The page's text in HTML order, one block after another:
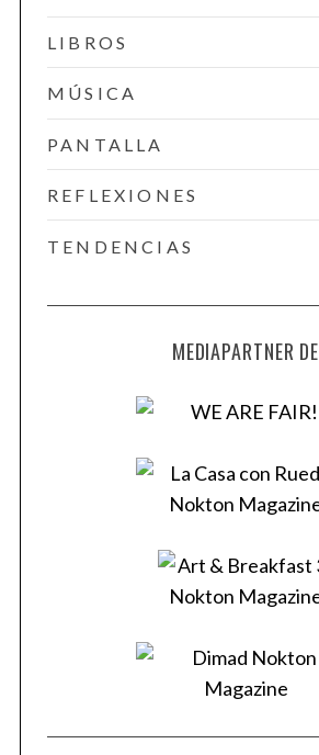
LIBROS
MÚSICA
PANTALLA
REFLEXIONES
TENDENCIAS
MEDIAPARTNER DE